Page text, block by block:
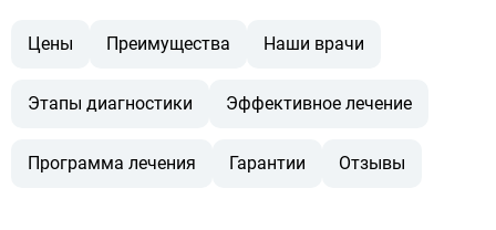
Цены Преимущества Наши врачи
Этапы диагностики Эффективное лечение
Программа лечения Гарантии Отзывы